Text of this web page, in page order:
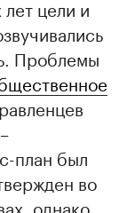
цели и
Проблемы
план был
во
однако